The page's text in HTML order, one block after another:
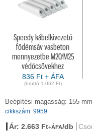
Speedy kábelkivezető
födémsáv vasbeton
mennyezetbe M20/M25
védőcsövekhez
836 Ft + ÁFA
(bruttó 1.062 Ft)
Beépítési magasság: 155
cikkszám: 9959
Ár: 2.663 Ft+ÁFA/db